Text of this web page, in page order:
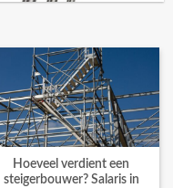
Hoeveel verdient een
steigerbouwer? Salaris in